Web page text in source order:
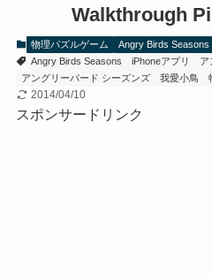
Walkthrough
物理パズルゲーム
Angry Birds Seasons
Angry Birds Seasons
iPhoneアプリ
ア
アングリーバード シーズンズ
我愛小鳥
2014/04/10
スポンサードリンク